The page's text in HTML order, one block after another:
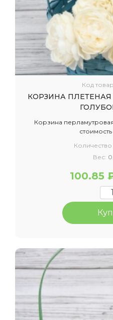
Код
КОРЗИНА ПЛЕТЕНАЯ
Корзина
Количество
Вес:
100.85